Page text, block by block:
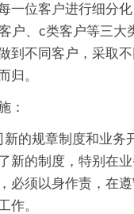
一位客户进行细分
户、c类客户等三大
到不同客户，采取
归。
：
新的规章制度和业务
新的制度，特别在
必须以身作责，在
作。